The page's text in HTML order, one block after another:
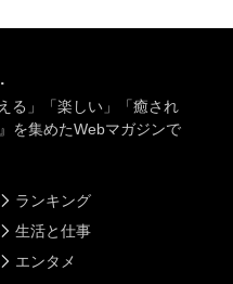
る」「楽しい」「癒され
を集めたWebマガジンで
ランキング
生活と仕事
エンタメ